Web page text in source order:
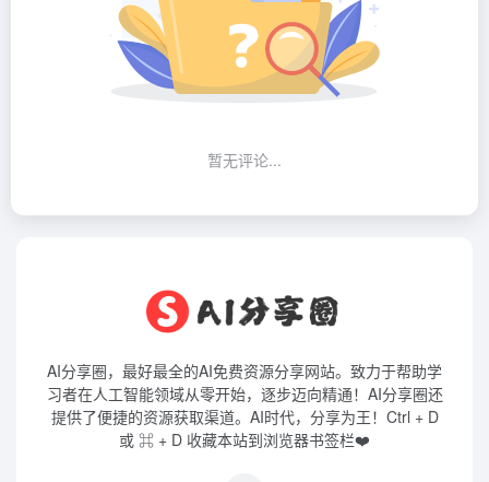
暂无评论...
AI分享圈，最好最全的AI免费资源分享网站。致力于帮助学
习者在人工智能领域从零开始，逐步迈向精通！AI分享圈还
提供了便捷的资源获取渠道。AI时代，分享为王！Ctrl + D
或 ⌘ + D 收藏本站到浏览器书签栏❤️